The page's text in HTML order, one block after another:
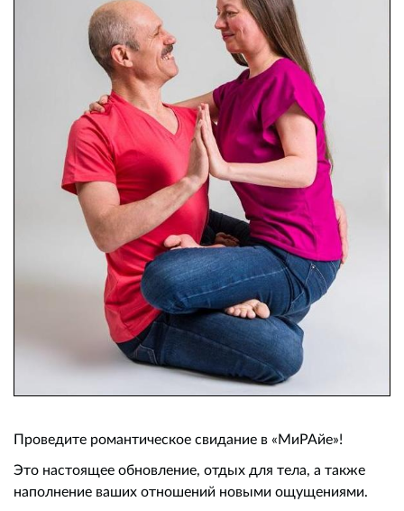
Проведите романтическое свидание в «МиРАйе»!
Это настоящее обновление, отдых для тела, а также
наполнение ваших отношений новыми ощущениями.